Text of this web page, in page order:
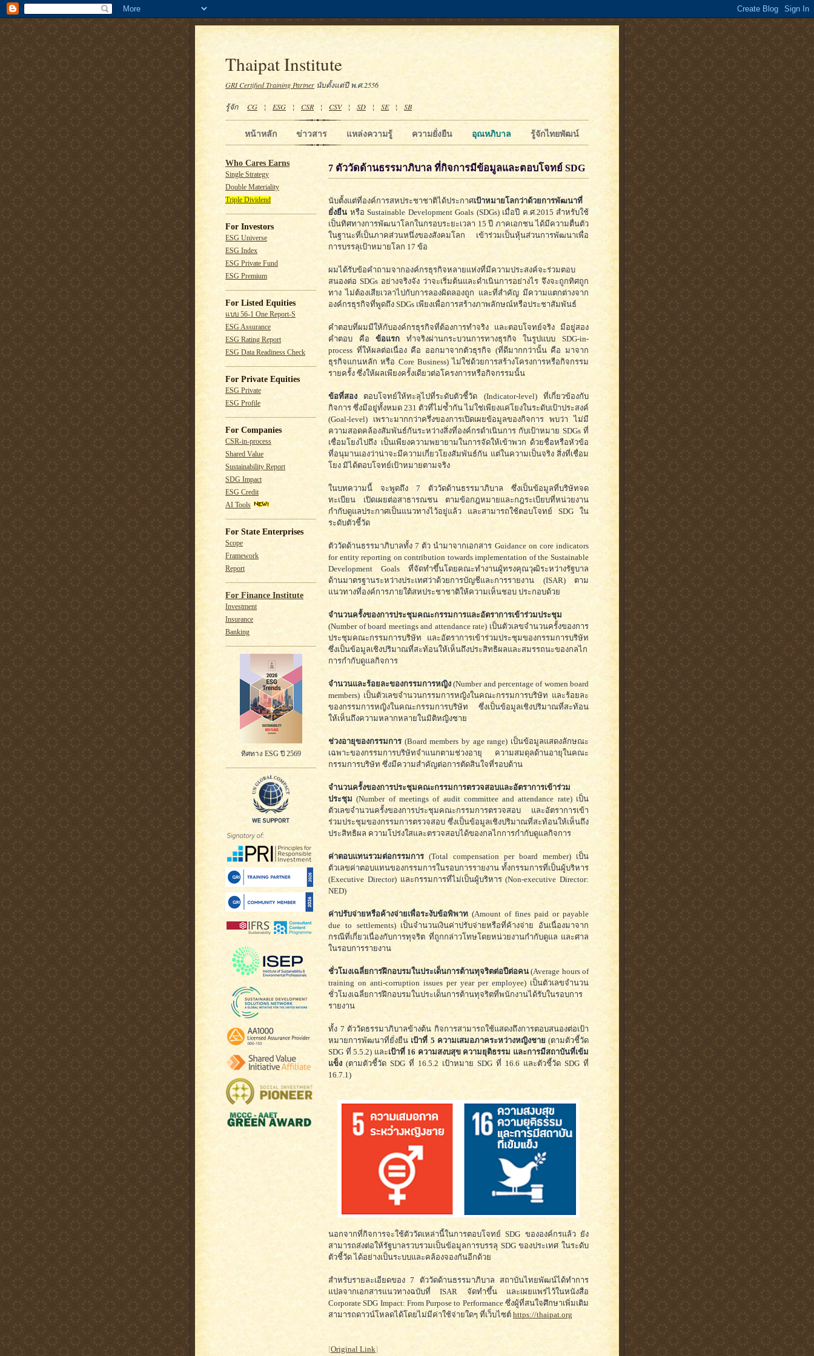
Thaipat Institute
GRI Certified Training Partner นับตั้งแต่ปี พ.ศ.2556
รู้จัก CG ¦ ESG ¦ CSR¦ CSV¦ SD ¦ SE¦ SB
รู้จักไทยพัฒน์
อุณหภิบาล
ความยั่งยืน
แหล่งความรู้
ข่าวสาร
หน้าหลัก
Who Cares Earns
Single Strategy
Double Materiality
Triple Dividend
For Investors
ESG Universe
ESG Index
ESG Private Fund
ESG Premium
For Listed Equities
แบบ 56-1 One Report-S
ESG Assurance
ESG Rating Report
ESG Data Readiness Check
For Private Equities
ESG Private
ESG Profile
For Companies
CSR-in-process
Shared Value
Sustainability Report
SDG Impact
ESG Credit
AI Tools
For State Enterprises
Scope
Framework
Report
For Finance Institute
Investment
Insurance
Banking
ทิศทาง ESG ปี 2569
7 ตัววัดด้านธรรมาภิบาล ที่กิจการมีข้อมูลและตอบโจทย์ SDG
นับตั้งแต่ที่องค์การสหประชาชาติได้ประกาศเป้าหมายโลกว่าด้วยการพัฒนาที่
ยั่งยืน หรือ Sustainable Development Goals (SDGs) เมื่อปี ค.ศ.2015 สำหรับใช้
เป็นทิศทางการพัฒนาโลกในกรอบระยะเวลา 15 ปี ภาคเอกชน ได้มีความตื่นตัว
ในฐานะที่เป็นภาคส่วนหนึ่งของสังคมโลก เข้าร่วมเป็นหุ้นส่วนการพัฒนาเพื่อ
การบรรลุเป้าหมายโลก 17 ข้อ
ผมได้รับข้อคำถามจากองค์กรธุรกิจหลายแห่งที่มีความประสงค์จะร่วมตอบ
สนองต่อ SDGs อย่างจริงจัง ว่าจะเริ่มต้นและดำเนินการอย่างไร จึงจะถูกทิศถูก
ทาง ไม่ต้องเสียเวลาไปกับการลองผิดลองถูก และที่สำคัญ มีความแตกต่างจาก
องค์กรธุรกิจที่พูดถึง SDGs เพียงเพื่อการสร้างภาพลักษณ์หรือประชาสัมพันธ์
คำตอบที่ผมมีให้กับองค์กรธุรกิจที่ต้องการทำจริง และตอบโจทย์จริง มีอยู่สอง
คำตอบ คือข้อแรก ทำจริงผ่านกระบวนการทางธุรกิจ ในรูปแบบ SDG-in-
process ที่ให้ผลต่อเนื่อง คือ ออกมาจากตัวธุรกิจ (ที่ดีมากกว่านั้น คือ มาจาก
ธุรกิจแกนหลัก หรือ Core Business) ไม่ใช่ด้วยการสร้างโครงการหรือกิจกรรม
รายครั้ง ซึ่งให้ผลเพียงครั้งเดียวต่อโครงการหรือกิจกรรมนั้น
ข้อที่สอง ตอบโจทย์ให้ทะลุไปที่ระดับตัวชี้วัด (Indicator-level) ที่เกี่ยวข้องกับ
กิจการ ซึ่งมีอยู่ทั้งหมด 231 ตัวที่ไม่ซ้ำกัน ไม่ใช่เพียงแค่โยงในระดับเป้าประสงค์
(Goal-level) เพราะมากกว่าครึ่งของการเปิดเผยข้อมูลของกิจการ พบว่า ไม่มี
ความสอดคล้องสัมพันธ์กันระหว่างสิ่งที่องค์กรดำเนินการ กับเป้าหมาย SDGs ที่
เชื่อมโยงไปถึง เป็นเพียงความพยายามในการจัดให้เข้าพวก ด้วยชื่อหรือหัวข้อ
ที่อนุมานเองว่าน่าจะมีความเกี่ยวโยงสัมพันธ์กัน แต่ในความเป็นจริง สิ่งที่เชื่อม
โยง มิได้ตอบโจทย์เป้าหมายตามจริง
ในบทความนี้ จะพูดถึง 7 ตัววัดด้านธรรมาภิบาล ซึ่งเป็นข้อมูลที่บริษัทจด
ทะเบียน เปิดเผยต่อสาธารณชน ตามข้อกฎหมายและกฎระเบียบที่หน่วยงาน
กำกับดูแลประกาศเป็นแนวทางไว้อยู่แล้ว และสามารถใช้ตอบโจทย์ SDG ใน
ระดับตัวชี้วัด
ตัววัดด้านธรรมาภิบาลทั้ง 7 ตัว นำมาจากเอกสาร Guidance on core indicators
for entity reporting on contribution towards implementation of the Sustainable
Development Goals ที่จัดทำขึ้นโดยคณะทำงานผู้ทรงคุณวุฒิระหว่างรัฐบาล
ด้านมาตรฐานระหว่างประเทศว่าด้วยการบัญชีและการรายงาน (ISAR) ตาม
แนวทางที่องค์การภายใต้สหประชาชาติให้ความเห็นชอบ ประกอบด้วย
จำนวนครั้งของการประชุมคณะกรรมการและอัตราการเข้าร่วมประชุม
(Number of board meetings and attendance rate) เป็นตัวเลขจำนวนครั้งของการ
ประชุมคณะกรรมการบริษัท และอัตราการเข้าร่วมประชุมของกรรมการบริษัท
ซึ่งเป็นข้อมูลเชิงปริมาณที่สะท้อนให้เห็นถึงประสิทธิผลและสมรรถนะของกลไก
การกำกับดูแลกิจการ
จำนวนและร้อยละของกรรมการหญิง (Number and percentage of women board
members) เป็นตัวเลขจำนวนกรรมการหญิงในคณะกรรมการบริษัท และร้อยละ
ของกรรมการหญิงในคณะกรรมการบริษัท ซึ่งเป็นข้อมูลเชิงปริมาณที่สะท้อน
ให้เห็นถึงความหลากหลายในมิติหญิงชาย
ช่วงอายุของกรรมการ (Board members by age range) เป็นข้อมูลแสดงลักษณะ
เฉพาะของกรรมการบริษัทจำแนกตามช่วงอายุ ความสมดุลด้านอายุในคณะ
กรรมการบริษัท ซึ่งมีความสำคัญต่อการตัดสินใจที่รอบด้าน
จำนวนครั้งของการประชุมคณะกรรมการตรวจสอบและอัตราการเข้าร่วม
ประชุม (Number of meetings of audit committee and attendance rate) เป็น
ตัวเลขจำนวนครั้งของการประชุมคณะกรรมการตรวจสอบ และอัตราการเข้า
ร่วมประชุมของกรรมการตรวจสอบ ซึ่งเป็นข้อมูลเชิงปริมาณที่สะท้อนให้เห็นถึง
ประสิทธิผล ความโปร่งใสและตรวจสอบได้ของกลไกการกำกับดูแลกิจการ
ค่าตอบแทนรวมต่อกรรมการ (Total compensation per board member) เป็น
ตัวเลขค่าตอบแทนของกรรมการในรอบการรายงาน ทั้งกรรมการที่เป็นผู้บริหาร
(Executive Director) และกรรมการที่ไม่เป็นผู้บริหาร (Non-executive Director:
NED)
ค่าปรับจ่ายหรือค้างจ่ายเพื่อระงับข้อพิพาท (Amount of fines paid or payable
due to settlements) เป็นจำนวนเงินค่าปรับจ่ายหรือที่ค้างจ่าย อันเนื่องมาจาก
กรณีที่เกี่ยวเนื่องกับการทุจริต ที่ถูกกล่าวโทษโดยหน่วยงานกำกับดูแล และศาล
ในรอบการรายงาน
ชั่วโมงเฉลี่ยการฝึกอบรมในประเด็นการต้านทุจริตต่อปีต่อคน (Average hours of
training on anti-corruption issues per year per employee) เป็นตัวเลขจำนวน
ชั่วโมงเฉลี่ยการฝึกอบรมในประเด็นการต้านทุจริตที่พนักงานได้รับในรอบการ
รายงาน
ทั้ง 7 ตัววัดธรรมาภิบาลข้างต้น กิจการสามารถใช้แสดงถึงการตอบสนองต่อเป้า
หมายการพัฒนาที่ยั่งยืน เป้าที่ 5 ความเสมอภาคระหว่างหญิงชาย(ตามตัวชี้วัด
SDG ที่ 5.5.2) และเป้าที่ 16 ความสงบสุข ความยุติธรรม และการมีสถาบันที่เข้ม
แข็ง (ตามตัวชี้วัด SDG ที่ 16.5.2 เป้าหมาย SDG ที่ 16.6 และตัวชี้วัด SDG ที่
16.7.1)
นอกจากที่กิจการจะใช้ตัววัดเหล่านี้ในการตอบโจทย์ SDG ขององค์กรแล้ว ยัง
สามารถส่งต่อให้รัฐบาลรวบรวมเป็นข้อมูลการบรรลุ SDG ของประเทศ ในระดับ
ตัวชี้วัด ได้อย่างเป็นระบบและคล้องจองกันอีกด้วย
สำหรับรายละเอียดของ 7 ตัววัดด้านธรรมาภิบาล สถาบันไทยพัฒน์ได้ทำการ
แปลจากเอกสารแนวทางฉบับที่ ISAR จัดทำขึ้น และเผยแพร่ไว้ในหนังสือ
Corporate SDG Impact: From Purpose to Performance ซึ่งผู้ที่สนใจศึกษาเพิ่มเติม
สามารถดาวน์โหลดได้โดยไม่มีค่าใช้จ่ายใดๆ ที่เว็บไซต์ https://thaipat.org
[Original Link]